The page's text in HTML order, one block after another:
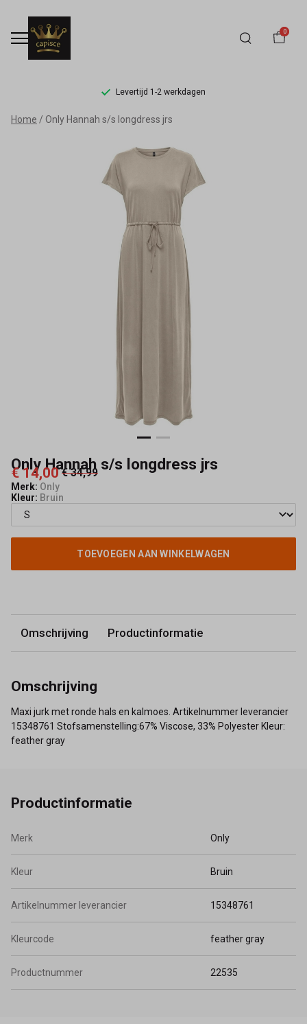
0
Levertijd 1-2 werkdagen
Only
longdress
Home Only Hannah s/s longdress jrs
Only Hannah s/s longdress jrs
€ 14,00 € 34,99
Merk: Only
Kleur: Bruin
TOEVOEGEN AAN WINKELWAGEN
Omschrijving Productinformatie
Omschrijving
Maxi jurk met ronde hals en kalmoes. Artikelnummer leverancier
15348761 Stofsamenstelling:67% Viscose, 33% Polyester Kleur:
feather gray
Productinformatie
Merk Only
Kleur Bruin
Artikelnummer leverancier 15348761
Kleurcode feather gray
Productnummer 22535